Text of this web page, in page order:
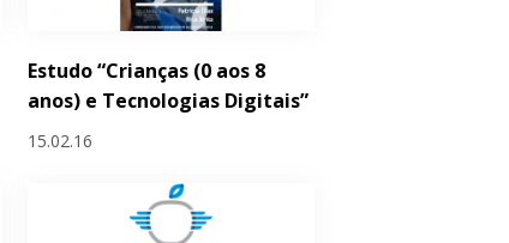
Estudo “Crianças (0 aos 8
anos) e Tecnologias Digitais”
15.02.16